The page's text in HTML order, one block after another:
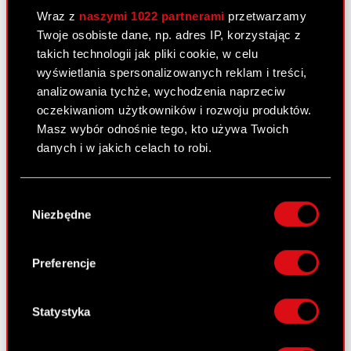
Wraz z naszymi 1022 partnerami przetwarzamy
Twoje osobiste dane, np. adres IP, korzystając z
takich technologii jak pliki cookie, w celu
wyświetlania spersonalizowanych reklam i treści,
analizowania tychże, wychodzenia naprzeciw
oczekiwaniom użytkowników i rozwoju produktów.
Masz wybór odnośnie tego, kto używa Twoich
danych i w jakich celach to robi.
lokalizacji geograficznej z dokładnością nawet
Identyfikować Twoje urządzenie, aktywnie
analizując charakteryzującego je zbiory
palca)
zgody
Niezbędne
Preferencje
Statystyka
PDF Korekta raportu okresowego
PDF Sprawozdanie finansowe 2009
PDF Oświadczenie biegłego rewidenta
14 czerwca 2010
Informacja udzielona akcjonariuszowi
Raport bieżący nr 32/2010